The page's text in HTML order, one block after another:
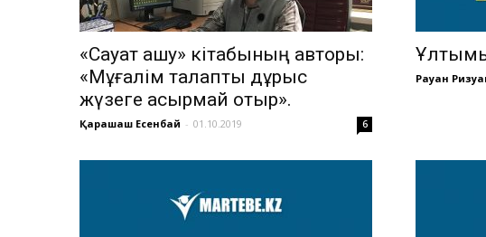
«Сауат ашу» кітабының авторы:
«Мұғалім талапты дұрыс
жүзеге асырмай отыр».
Қарашаш Есенбай - 01.10.2019 6
Рауан